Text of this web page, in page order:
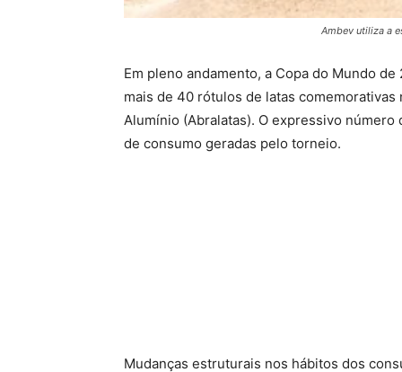
Ambev utiliza a
Em pleno andamento, a Copa do Mundo
mais de 40 rótulos de latas
Alumínio (Abralatas). O expressivo
de consumo geradas pelo torneio.
Mudanças estruturais nos hábitos dos